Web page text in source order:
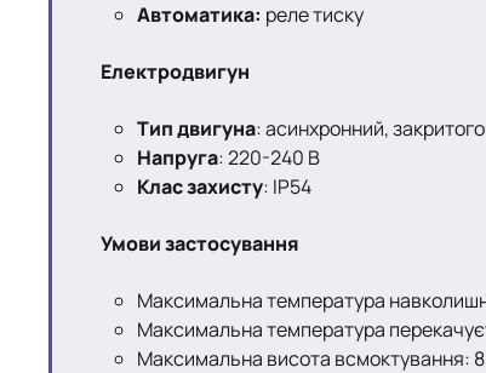
Автоматика: реле тиску
Електродвигун
Тип двигуна: асинхронний,
Напруга: 220-240 В
Клас захисту: IP54
Умови застосування
Максимальна температура
Максимальна температура
Максимальна висота всмоктування: